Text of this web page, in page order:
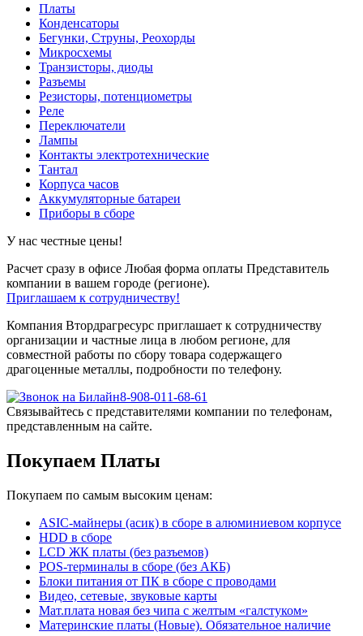
Платы
Конденсаторы
Бегунки, Струны, Реохорды
Микросхемы
Транзисторы, диоды
Разъемы
Резисторы, потенциометры
Реле
Переключатели
Лампы
Контакты электротехнические
Тантал
Корпуса часов
Аккумуляторные батареи
Приборы в сборе
У нас честные цены!
Расчет сразу в офисе Любая форма оплаты Представитель
компании в вашем городе (регионе).
Приглашаем к сотрудничеству!
Компания Втордрагресурс приглашает к сотрудничеству
организации и частные лица в любом регионе, для
совместной работы по сбору товара содержащего
драгоценные металлы, подробности по телефону.
8-908-011-68-61
Связывайтесь с представителями компании по телефонам,
представленным на сайте.
Покупаем Платы
Покупаем по самым высоким ценам:
ASIC-майнеры (асик) в сборе в алюминиевом корпусе
HDD в сборе
LCD ЖК платы (без разъемов)
POS-терминалы в сборе (без АКБ)
Блоки питания от ПК в сборе с проводами
Видео, сетевые, звуковые карты
Мат.плата новая без чипа с желтым «галстуком»
Материнские платы (Новые). Обязательное наличие